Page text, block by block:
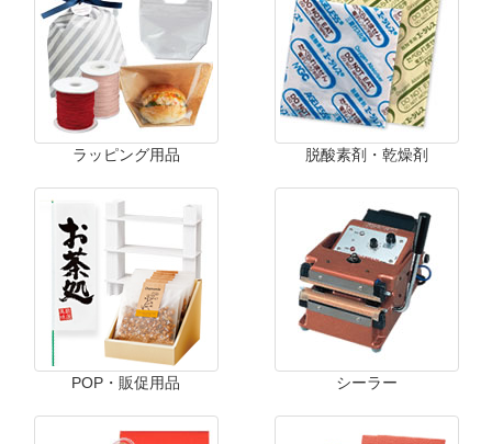
ラッピング用品 脱酸素剤・乾燥剤
POP・販促用品 シーラー